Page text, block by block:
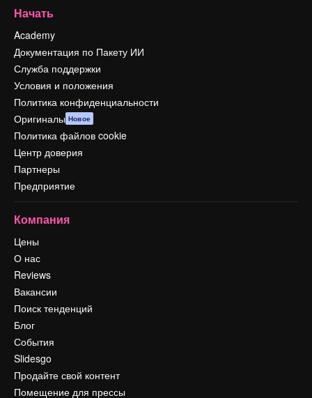
Начать
Academy
Документация по Пакету ИИ
Служба поддержки
Условия и положения
Политика конфиденциальности
Оригиналы Новое
Политика файлов cookie
Центр доверия
Партнеры
Предприятие
Компания
Цены
О нас
Reviews
Вакансии
Поиск тенденций
Блог
События
Slidesgo
Продайте свой контент
Помещение для прессы